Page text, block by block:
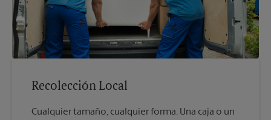
Recolección Local
Cualquier tamaño, cualquier forma. Una caja o un